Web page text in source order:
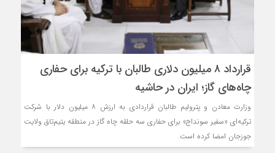
قرارداد ۸ میلیون دلاری طالبان با ترکیه برای حفاری
چاه‌های گاز؛ ایران در حاشیه
وزارت معادن و پترولیم طالبان قراردادی به ارزش ۸ میلیون دلار با شرکت
ترکیه‌ای «سفیر سونداج» برای حفاری سه حلقه چاه گاز در منطقه یتیم‌تاق ولایت
جوزجان امضا کرده است.